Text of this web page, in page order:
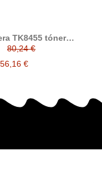
TK8455 tóner
(1T0C2M0NL0,
80,24 €
56,16 €